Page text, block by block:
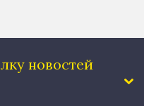
новостей